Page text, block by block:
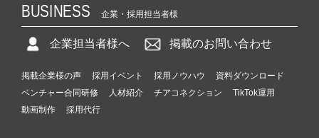
BUSINESS 企業・採用担当者様
企業担当者様へ 掲載のお問い合わせ
掲載企業様の声 採用イベント 採用ノウハウ
資料ダウンロード
ベンチャー合同研修
人材紹介 チアコネクション
TikTok運用
動画制作
採用代行